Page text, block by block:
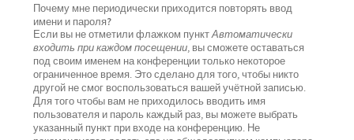
Почему мне периодически приходится повторять ввод
имени и пароля?
Если вы не отметили флажком пунктАвтоматически
входить при каждом посещении, вы сможете оставаться
под своим именем на конференции только некоторое
ограниченное время. Это сделано для того, чтобы никто
другой не смог воспользоваться вашей учётной записью.
Для того чтобы вам не приходилось вводить имя
пользователя и пароль каждый раз, вы можете выбрать
указанный пункт при входе на конференцию. Не